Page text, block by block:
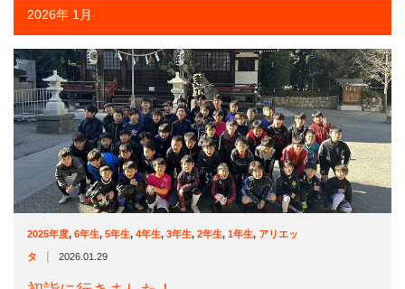
2026年 1月
2025年度, 6年生, 5年生, 4年生, 3年生, 2年生, 1年生, アリエッ
タ | 2026.01.29